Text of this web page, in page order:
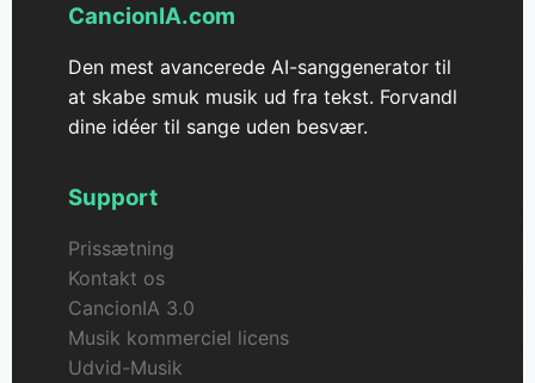
CancionIA.com
Den mest avancerede AI-sanggenerator til
at skabe smuk musik ud fra tekst. Forvandl
dine idéer til sange uden besvær.
Support
Prissætning
Kontakt os
CancionIA 3.0
Musik kommerciel licens
Udvid-Musik